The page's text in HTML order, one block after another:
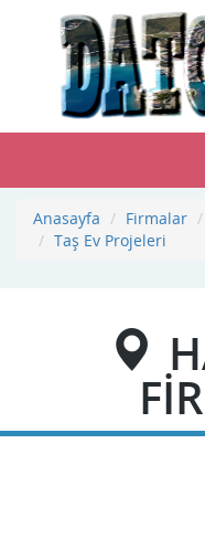
Anasayfa
Firmalar
Taş Ev Projeleri